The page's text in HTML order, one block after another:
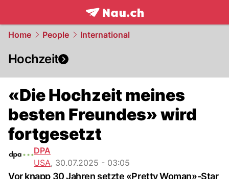
frontpage.NAU.ch
Home People International
Hochzeit
«Die Hochzeit meines
besten Freundes» wird
fortgesetzt
DPA
USA, 30.07.2025 - 03:05
Vor knapp 30 Jahren setzte «Pretty Woman»-Star